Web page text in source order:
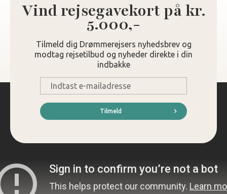
Vind rejsegavekort på kr.
5.000,-
Tilmeld dig Drømmerejsers nyhedsbrev og
modtag rejsetilbud og nyheder direkte i din
indbakke
mail
*
Tilmeld